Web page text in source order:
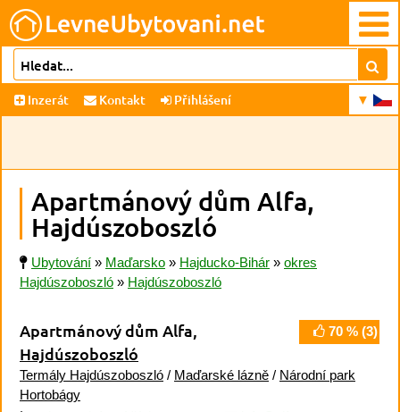
Inzerát Kontakt Přihlášení
Apartmánový dům Alfa,
Hajdúszoboszló
Ubytování » Maďarsko » Hajducko-Bihár » okres
Hajdúszoboszló » Hajdúszoboszló
70 % (3)
Apartmánový dům Alfa,
Hajdúszoboszló
Termály Hajdúszoboszló / Maďarské lázně / Národní park
Hortobágy